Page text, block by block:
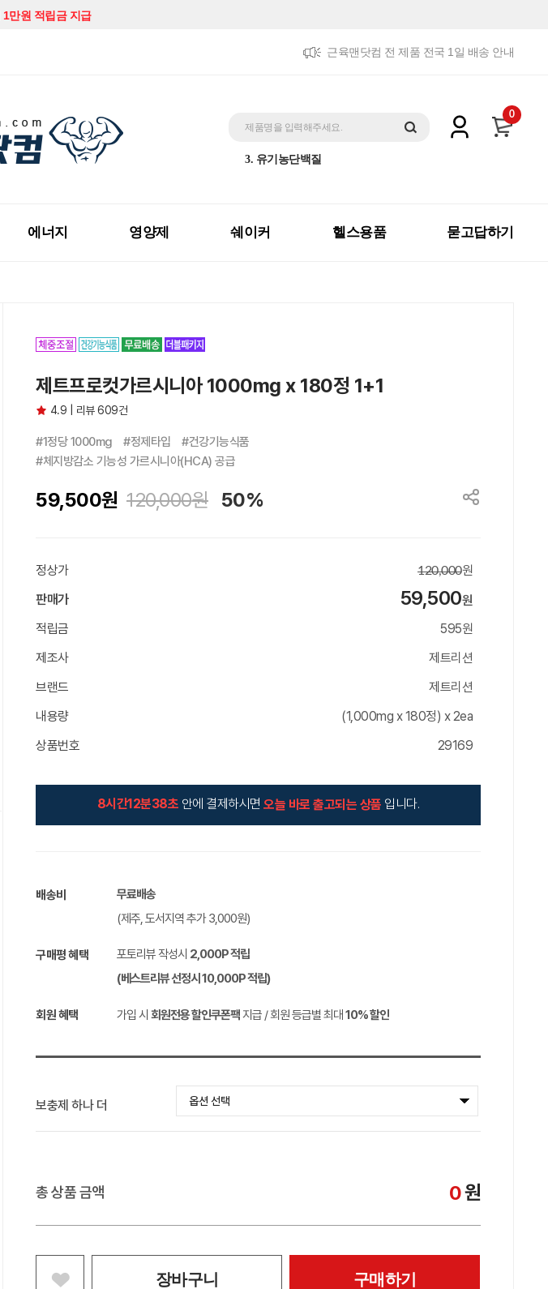
1만원 적립금 지급
근육맨닷컴 전 제품 전국 1일 배송 안내
제품명을 입력해주세요.
1. 제트맥스게이너
3. 유기농단백질
0
에너지 영양제 쉐이커 헬스용품 묻고답하기
제트프로컷가르시니아 1000mg x 180정 1+1
4.9 | 리뷰 609건
#1정당 1000mg　#정제타입　#건강기능식품
#체지방감소 기능성 가르시니아(HCA) 공급
59,500원 120,000원 50%
정상가 120,000원
판매가
59,500원
적립금
595원
제조사
제트리션
브랜드
제트리션
내용량
(1,000mg x 180정) x 2ea
상품번호
29169
8시간12분37초안에 결제하시면 오늘 바로 출고되는 상품 입니다.
배송비
무료배송
(제주, 도서지역 추가3,000원)
구매평 혜택 포토리뷰 작성시 2,000P적립
(베스트리뷰 선정시 10,000P적립)
회원 혜택 가입 시 회원전용 할인쿠폰팩지급 / 회원 등급별 최대 10%할인
보충제 하나 더
총 상품 금액 0원
장바구니 구매하기